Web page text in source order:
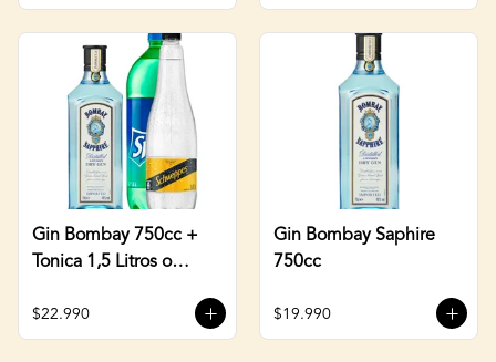
Gin Bombay 750cc +
Tonica 1,5 Litros o
$22.990
Gin Bombay Saphire
750cc
$19.990